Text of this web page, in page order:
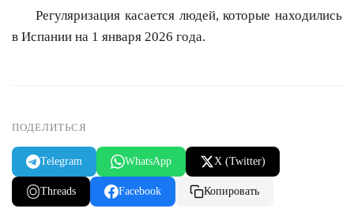
Регуляризация касается людей, которые находились
в Испании на 1 января 2026 года.
ПОДЕЛИТЬСЯ
Telegram WhatsApp X (Twitter)
Threads Facebook Копировать